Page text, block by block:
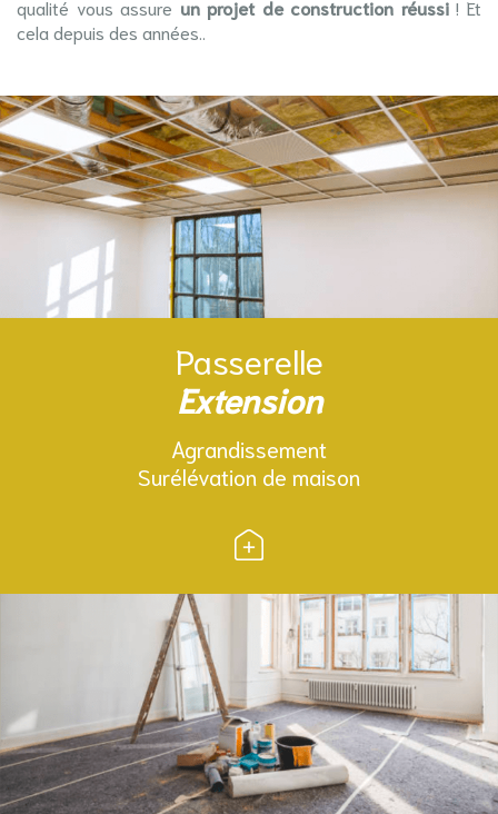
qualité vous assure un projet de construction réussi! Et
cela depuis des années..
Passerelle
Extension
Agrandissement
Surélévation de maison